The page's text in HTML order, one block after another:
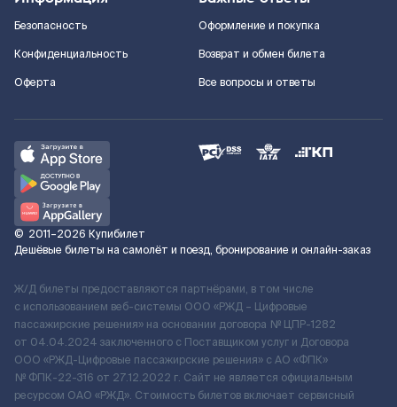
Безопасность
Конфиденциальность
Оферта
Оформление и покупка
Возврат и обмен билета
Все вопросы и ответы
© 2011–2026 Купибилет
Дешёвые билеты на самолёт и поезд, бронирование и онлайн-заказ
Ж/Д билеты предоставляются партнёрами, в том числе
с использованием веб-системы ООО «РЖД – Цифровые
пассажирские решения» на основании договора № ЦПР-1282
от 04.04.2024 заключенного с Поставщиком услуг и Договора
ООО «РЖД-Цифровые пассажирские решения» c АО «ФПК»
№ ФПК-22-316 от 27.12.2022 г. Сайт не является официальным
ресурсом ОАО «РЖД». Стоимость билетов включает сервисный